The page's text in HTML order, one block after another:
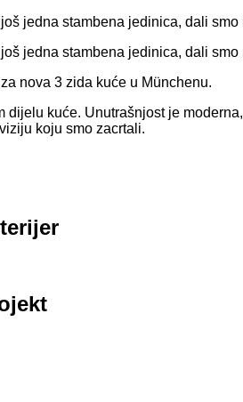
jedna stambena jedinica, dali
jedna stambena jedinica, dali
nova 3 zida kuće u Münchenu.
kuće. Unutrašnjost je
koju smo zacrtali.